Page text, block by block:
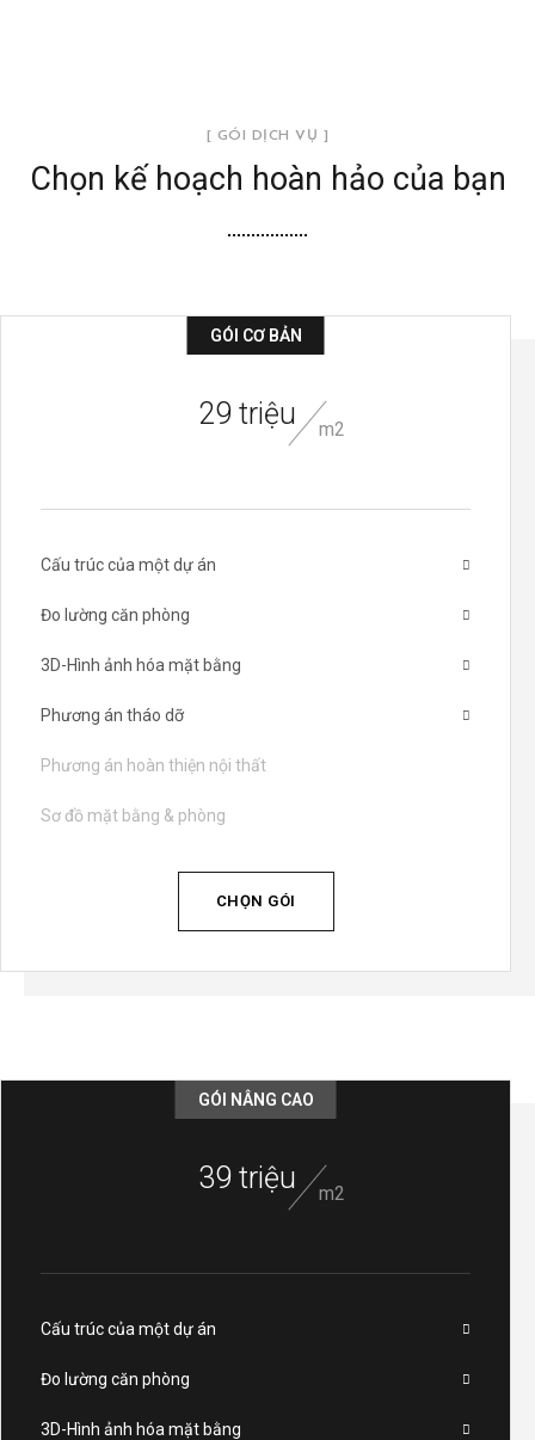
[ GÓI DỊCH VỤ ]
Chọn kế hoạch hoàn hảo của bạn
GÓI CƠ BẢN
29 triệu m2
Cấu trúc của một dự án
Đo lường căn phòng
3D-Hình ảnh hóa mặt bằng
Phương án tháo dỡ
Phương án hoàn thiện nội thất
Sơ đồ mặt bằng & phòng
CHỌN GÓI
GÓI NÂNG CAO
39 triệu m2
Cấu trúc của một dự án
Đo lường căn phòng
3D-Hình ảnh hóa mặt bằng